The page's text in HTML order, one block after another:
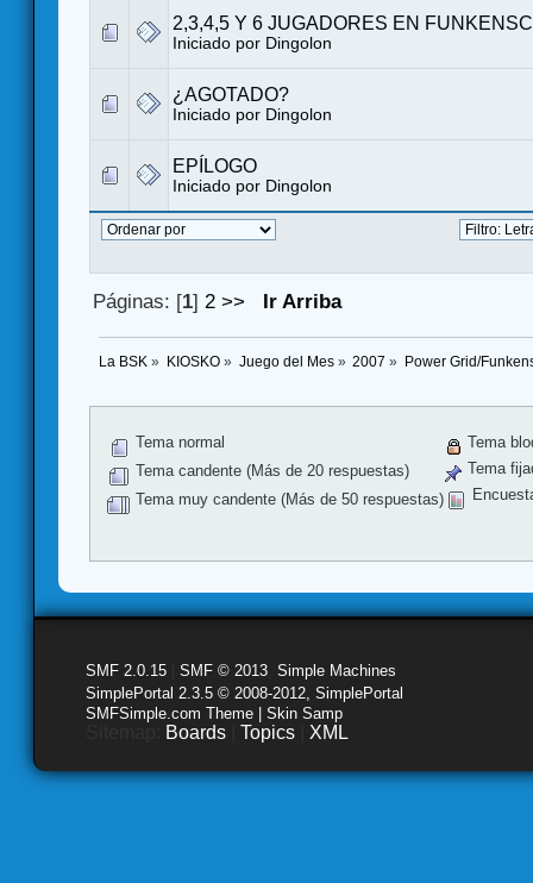
2,3,4,5 Y 6 JUGADORES EN
Iniciado por Dingolon
¿AGOTADO?
Iniciado por Dingolon
EPÍLOGO
Iniciado por Dingolon
Páginas: [1] 2 >> Ir Arriba
La BSK » KIOSKO» Juego del Mes» 2007 » Power Grid/
Tema normal
Tema candente (Más de 20 respuestas)
Tema muy candente (Más de 50 respuestas)
Tema
Tema
SMF 2.0.15 SMF © 2013 Simple Machines
SimplePortal 2.3.5 © 2008-2012, SimplePortal
SMFSimple.com Theme | Skin Samp
Boards Topics XML